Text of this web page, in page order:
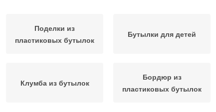
Поделки из
пластиковых бутылок
Бутылки для детей
Клумба из бутылок
Бордюр из
пластиковых бутылок